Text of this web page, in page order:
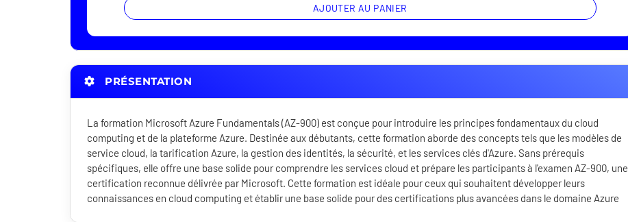
AJOUTER AU PANIER
PRÉSENTATION
La formation Microsoft Azure Fundamentals (AZ-900) est conçue pour introduire les principes fondamentaux du cloud
computing et de la plateforme Azure. Destinée aux débutants, cette formation aborde des concepts tels que les modèles de
service cloud, la tarification Azure, la gestion des identités, la sécurité, et les services clés d'Azure. Sans prérequis
spécifiques, elle offre une base solide pour comprendre les services cloud et prépare les participants à l'examen AZ-900, une
certification reconnue délivrée par Microsoft. Cette formation est idéale pour ceux qui souhaitent développer leurs
connaissances en cloud computing et établir une base solide pour des certifications plus avancées dans le domaine Azure